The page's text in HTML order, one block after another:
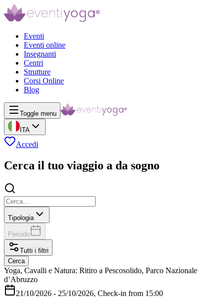
Eventi
Eventi online
Insegnanti
Centri
Strutture
Corsi Online
Blog
Toggle menu
ITA
Accedi
Cerca il tuo viaggio a da sogno
Tipologia
Periodo
Tutti i filtri
Cerca
Yoga, Cavalli e Natura: Ritiro a Pescosolido, Parco Nazionale
d’Abruzzo
21/10/2026 - 25/10/2026, Check-in from 15:00